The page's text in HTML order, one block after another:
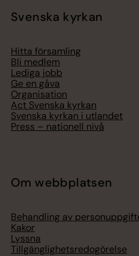
Svenska kyrkan
Hitta församling
Bli medlem
Lediga jobb
Ge en gåva
Organisation
Act Svenska kyrkan
Svenska kyrkan i utlandet
Press – nationell nivå
Om webbplatsen
Behandling av
Kakor
Lyssna
Tillgänglighetsredogörelse